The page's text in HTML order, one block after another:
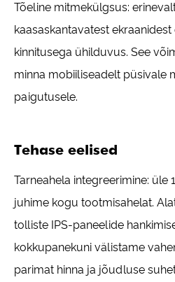
Tõeline mitmekülgsus:
kaasaskantavatest
kinnitusega ühilduvus. See
minna mobiiliseadelt püsivale
paigutusele.
Tehase eelised
Tarneahela integreerimine: üle
juhime kogu tootmisahelat.
tolliste IPS-paneelide
kokkupanekuni välistame
parimat hinna ja jõudluse